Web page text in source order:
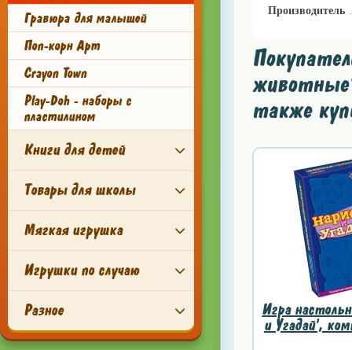
Гравюра для малышей
Поп-корн Арт
Crayon Town
Play-Doh - наборы с
пластилином
Книги для детей
Товары для школы
Мягкая игрушка
Игрушки по случаю
Разное
Производитель
также
Игра
и Угадай',